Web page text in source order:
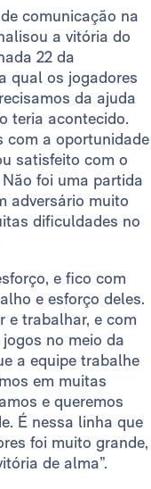
comunicação na
a vitória do
22 da
qual os jogadores
da ajuda
teria acontecido.
com a oportunidade
satisfeito com o
foi uma partida
adversário muito
dificuldades no
e fico com
e esforço deles.
e trabalhar, e com
no meio da
a equipe trabalhe
em muitas
e queremos
É nessa linha que
foi muito grande,
de alma”.